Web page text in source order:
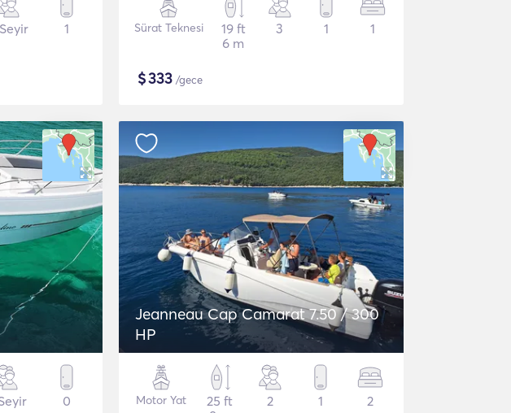
1 Sürat Teknesi
19 ft
6 m
3 1 1
$333 /gece
0
Jeanneau Cap Camarat 7.50 / 300
HP
Motor Yat
25 ft
2 1 2